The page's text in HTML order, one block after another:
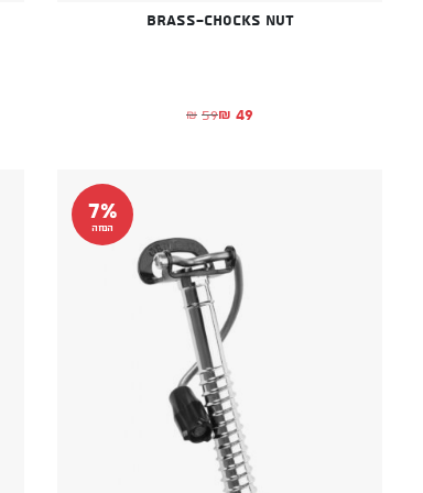
Brass-chocks nut
₪ 59
המחיר המקורי היה: ₪59.₪ 49 המחיר הנוכחי הוא: ₪49.
7%
הנחה